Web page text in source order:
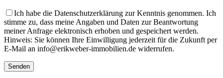
Bitte lasse dieses Feld leer.
Ich habe die Datenschutzerklärung zur Kenntnis genommen. Ich
stimme zu, dass meine Angaben und Daten zur Beantwortung
meiner Anfrage elektronisch erhoben und gespeichert werden.
Hinweis: Sie können Ihre Einwilligung jederzeit für die Zukunft per
E-Mail an info@erikweber-immobilien.de widerrufen.